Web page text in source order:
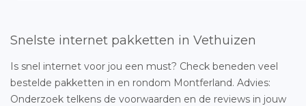
Snelste internet pakketten in Vethuizen
Is snel internet voor jou een must? Check beneden veel
bestelde pakketten in en rondom Montferland. Advies:
Onderzoek telkens de voorwaarden en de reviews in jouw